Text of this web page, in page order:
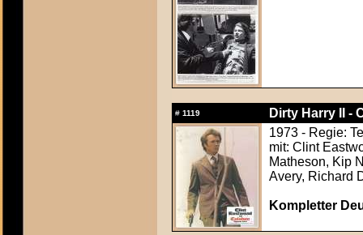
# 1119
Dirty Harry II -
1973 - Regie:
mit: Clint
Matheson, Kip
Avery, Richard
Kompletter